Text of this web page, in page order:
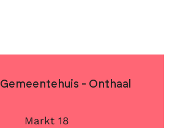
Contact & openingsuren
Gemeentehuis - Onthaal
AdresMarkt 18